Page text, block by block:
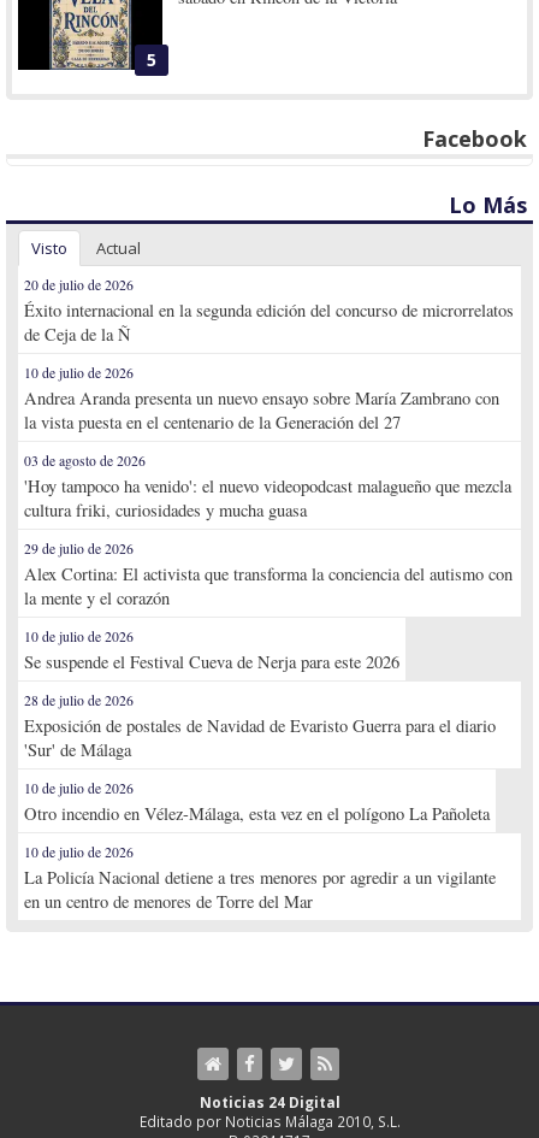
5
Facebook
Lo Más
Visto Actual
20 de julio de 2026
Éxito internacional en la segunda edición del concurso de microrrelatos
de Ceja de la Ñ
10 de julio de 2026
Andrea Aranda presenta un nuevo ensayo sobre María Zambrano con
la vista puesta en el centenario de la Generación del 27
03 de agosto de 2026
'Hoy tampoco ha venido': el nuevo videopodcast malagueño que mezcla
cultura friki, curiosidades y mucha guasa
29 de julio de 2026
Alex Cortina: El activista que transforma la conciencia del autismo con
la mente y el corazón
10 de julio de 2026
Se suspende el Festival Cueva de Nerja para este 2026
28 de julio de 2026
Exposición de postales de Navidad de Evaristo Guerra para el diario
'Sur' de Málaga
10 de julio de 2026
Otro incendio en Vélez-Málaga, esta vez en el polígono La Pañoleta
10 de julio de 2026
La Policía Nacional detiene a tres menores por agredir a un vigilante
en un centro de menores de Torre del Mar
Noticias 24 Digital
Editado por Noticias Málaga 2010, S.L.